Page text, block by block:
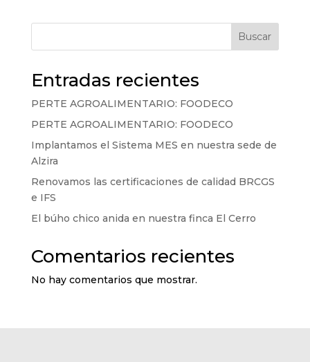
Buscar
Entradas recientes
PERTE AGROALIMENTARIO: FOODECO
PERTE AGROALIMENTARIO: FOODECO
Implantamos el Sistema MES en nuestra sede de
Alzira
Renovamos las certificaciones de calidad BRCGS
e IFS
El búho chico anida en nuestra finca El Cerro
Comentarios recientes
No hay comentarios que mostrar.